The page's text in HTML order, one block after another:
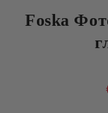
Foska